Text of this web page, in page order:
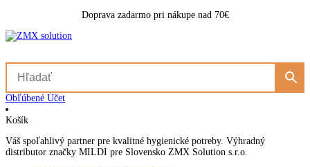
Doprava zadarmo pri nákupe nad 70€
Obľúbené Účet
Košík
Váš spoľahlivý partner pre kvalitné hygienické potreby. Výhradný
distributor značky MILDI pre Slovensko ZMX Solution s.r.o.